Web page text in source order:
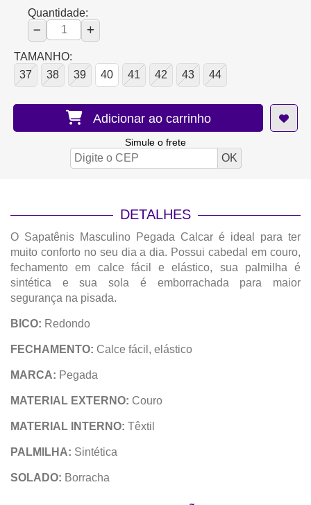
Quantidade:
TAMANHO:
37
38 39 40 41 42 43 44
Adicionar ao carrinho
Simule o frete
DETALHES
O Sapatênis Masculino Pegada Calcar é ideal para ter
muito conforto no seu dia a dia. Possui cabedal em couro,
fechamento em calce fácil e elástico, sua palmilha é
sintética e sua sola é emborrachada para maior
segurança na pisada.
BICO: Redondo
FECHAMENTO: Calce fácil, elástico
MARCA: Pegada
MATERIAL EXTERNO: Couro
MATERIAL INTERNO: Têxtil
PALMILHA: Sintética
SOLADO: Borracha